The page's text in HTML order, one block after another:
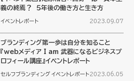
義の終焉？ ５年後の働き方と生き方
イベントレポート 2023.09.07
ブランディング第一歩は自分を知ること
『webメディア I am 武器になるビジネスプ
ロフィール講座』イベントレポート
セルフブランディング イベントレポート 2023.06.05